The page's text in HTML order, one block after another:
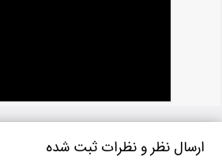
ارسال نظر و نظرات ثبت شده